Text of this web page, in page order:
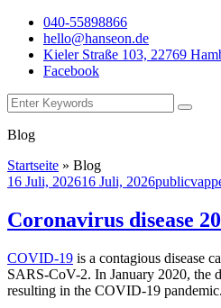
040-55898866
hello@hanseon.de
Kieler Straße 103, 22769
Facebook
Search
for:
Blog
Startseite » Blog
Blog
16 Juli, 202616 Juli, 2026public
Coronavirus disease
COVID-19 is a contagious disease
SARS-CoV-2. In January 2020, the
resulting in the COVID-19 pandemic.